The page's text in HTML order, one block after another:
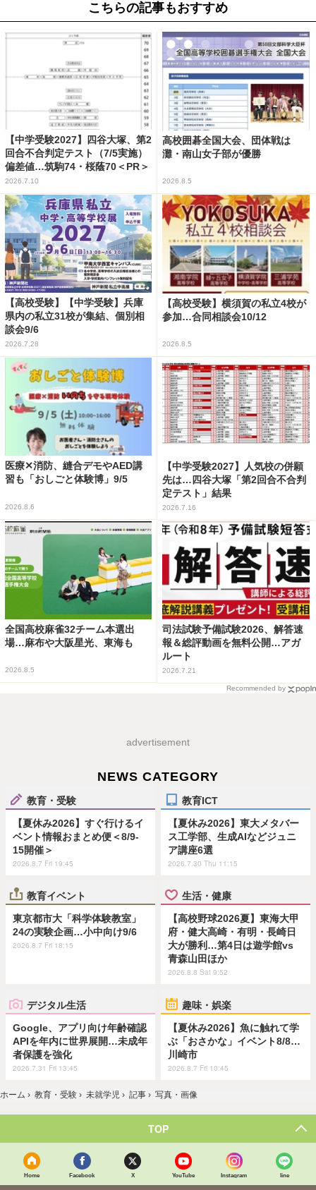
こちらの記事もおすすめ
【中学受験2027】四谷大塚、第2
回合不合判定テスト（7/5実施）
偏差値…筑駒74・桜蔭70＜PR＞
2026.7.10
高校囲碁全国大会、団体戦は
灘・南山女子部が優勝
2026.8.5
【高校受験】【中学受験】兵庫
県内の私立31校が集結、個別相
談会9/6
2026.7.28
【高校受験】横須賀の私立4校が
参加…合同相談会10/12
2026.8.5
医療✕消防、縫合デモやAED講
習も「おしごと体験博」9/5
2026.8.6
【中学受験2027】人気校の併願
先は…四谷大塚「第2回合不合判
定テスト」結果
2026.7.16
全国高校麻雀32チーム本選出
場…麻布や大阪星光、東海も
2026.8.5
司法試験予備試験2026、解答速
報＆総評動画を無料公開…アガ
ルート
2026.7.21
Recommended by
advertisement
NEWS CATEGORY
教育・受験
【夏休み2026】すぐ行けるイ
ベント情報おまとめ便＜8/9-
15開催＞
2026.8.7 Fri 19:45
教育ICT
【夏休み2026】東大メタバー
ス工学部、生成AIなどジュニ
ア講座6選
2026.7.30 Thu 11:15
教育イベント
東京都市大「科学体験教室」
24の実験企画…小中向け9/6
2026.8.7 Fri 18:15
生活・健康
【高校野球2026夏】東海大甲
府・健大高崎・有明・長崎日
大が勝利…第4日は遊学館vs
青森山田ほか
2026.8.8 Sat 9:52
デジタル生活
Google、アプリ向け年齢確認
APIを年内に世界展開…未成年
者保護を強化
2026.7.31 Fri 13:45
趣味・娯楽
【夏休み2026】魚に触れて学
ぶ「おさかな」イベント8/8…
川崎市
2026.8.7 Fri 10:45
ホーム › 教育・受験 › 未就学児 › 記事 › 写真・画像
TOP
Home Facebook X YouTube Instagram line